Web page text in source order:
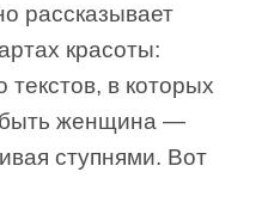
рассказывает
красоты:
в которых
быть женщина —
ступнями. Вот